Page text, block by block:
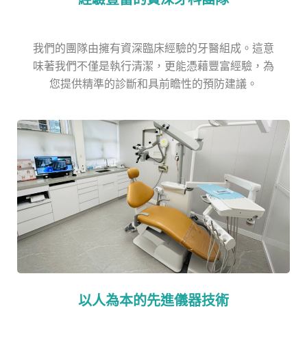
我們的團隊由擁有資深臨床經驗的牙醫組成。這意
味著我們不僅是執行清潔，更能憑藉豐富經驗，為
您提供精準的診斷和具前瞻性的預防建議。
以人為本的先進儀器技術